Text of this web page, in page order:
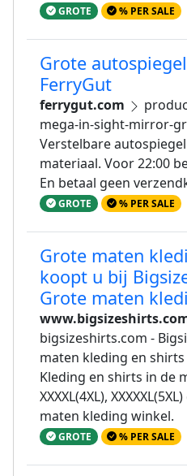
GROTE % PER SALE
Grote
FerryGut
ferrygut.com
mega-in-sight-mirror-
Verstelbare
materiaal. Voor 22:00
En betaal geen
GROTE % PER SALE
Grote maten
koopt u bij
Grote maten
bigsizeshirts.com -
maten kleding en
Kleding en shirts in de
XXXXL(4XL),
maten kleding winkel.
GROTE % PER SALE